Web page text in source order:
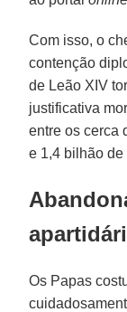
Com isso, o
contenção
de Leão XIV
justificativa
entre os cerca
e 1,4 bilhão
Os Papas